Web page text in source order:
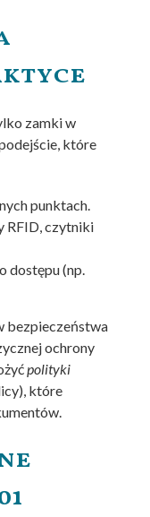
zamki w
które
punktach.
RFID, czytniki
dostępu (np.
bezpieczeństwa
ochrony
polityki
które